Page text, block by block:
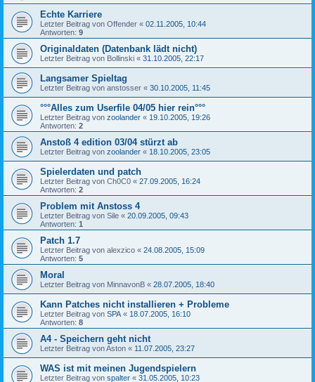
Echte Karriere
Letzter Beitrag von Offender « 02.11.2005, 10:44
Antworten: 9
Originaldaten (Datenbank lädt nicht)
Letzter Beitrag von Bollinski « 31.10.2005, 22:17
Langsamer Spieltag
Letzter Beitrag von anstosser « 30.10.2005, 11:45
°°°Alles zum Userfile 04/05 hier rein°°°
Letzter Beitrag von zoolander « 19.10.2005, 19:26
Antworten: 2
Anstoß 4 edition 03/04 stürzt ab
Letzter Beitrag von zoolander « 18.10.2005, 23:05
Spielerdaten und patch
Letzter Beitrag von Ch0C0 « 27.09.2005, 16:24
Antworten: 2
Problem mit Anstoss 4
Letzter Beitrag von Sile « 20.09.2005, 09:43
Antworten: 1
Patch 1.7
Letzter Beitrag von alexzico « 24.08.2005, 15:09
Antworten: 5
Moral
Letzter Beitrag von MinnavonB « 28.07.2005, 18:40
Kann Patches nicht installieren + Probleme
Letzter Beitrag von SPA « 18.07.2005, 16:10
Antworten: 8
A4 - Speichern geht nicht
Letzter Beitrag vonAston « 11.07.2005, 23:27
WAS ist mit meinen Jugendspielern
Letzter Beitrag von spalter « 31.05.2005, 10:23